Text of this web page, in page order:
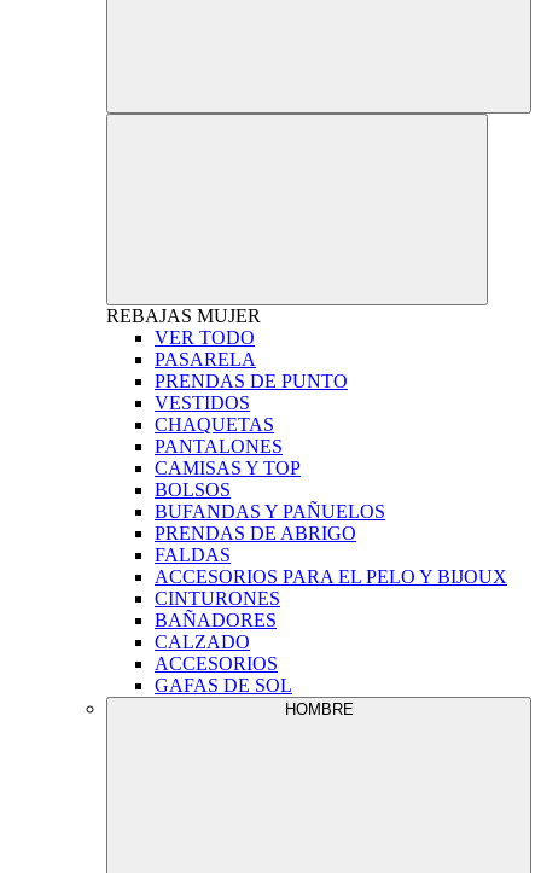
REBAJAS MUJER
VER TODO
PASARELA
PRENDAS DE PUNTO
VESTIDOS
CHAQUETAS
PANTALONES
CAMISAS Y TOP
BOLSOS
BUFANDAS Y PAÑUELOS
PRENDAS DE ABRIGO
FALDAS
ACCESORIOS PARA EL PELO Y BIJOUX
CINTURONES
BAÑADORES
CALZADO
ACCESORIOS
GAFAS DE SOL
HOMBRE